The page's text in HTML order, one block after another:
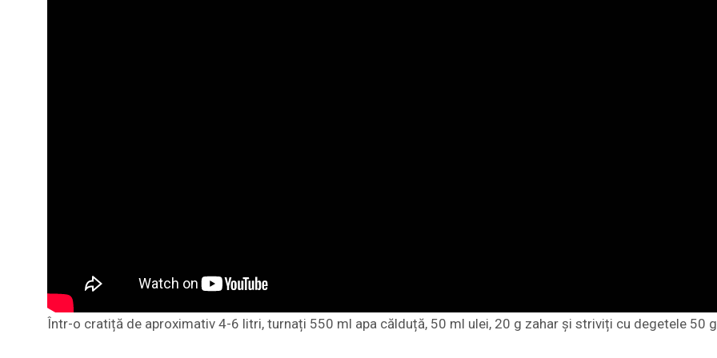
Într-o cratiță de aproximativ 4-6 litri, turnați 550 ml apa călduță, 50 ml ulei, 20 g zahar și striviți cu degetele 50